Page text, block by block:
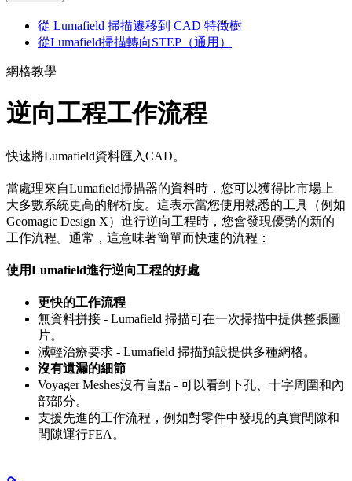
從 Lumafield 掃描遷移到 CAD 特徵樹
從Lumafield掃描轉向STEP（通用）
網格教學
逆向工程工作流程
快速將Lumafield資料匯入CAD。
當處理來自Lumafield掃描器的資料時，您可以獲得比市場上
大多數系統更高的解析度。這表示當您使用熟悉的工具（例如
Geomagic Design X）進行逆向工程時，您會發現優勢的新的
工作流程。通常，這意味著簡單而快速的流程：
使用Lumafield進行逆向工程的好處
更快的工作流程
無資料拼接 - Lumafield 掃描可在一次掃描中提供整張圖
片。
減輕治療要求 - Lumafield 掃描預設提供多種網格。
沒有遺漏的細節
Voyager Meshes沒有盲點 - 可以看到下孔、十字周圍和內
部部分。
支援先進的工作流程，例如對零件中發現的真實間隙和
間隙運行FEA。